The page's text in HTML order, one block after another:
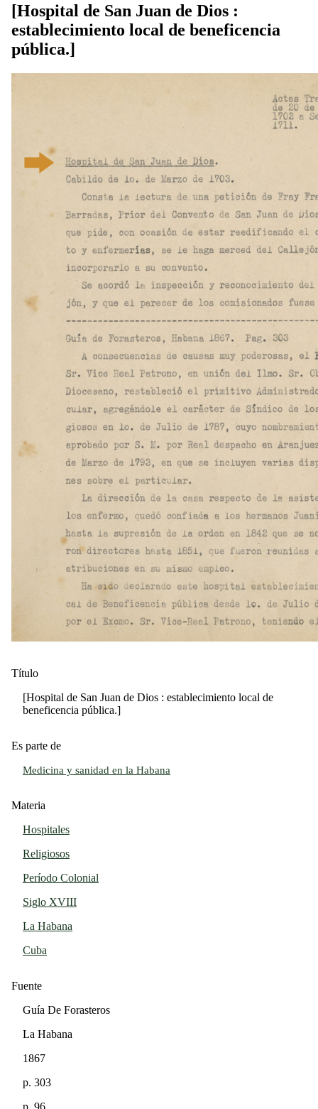
[Hospital de San Juan de Dios :
establecimiento local de beneficencia
pública.]
Título
[Hospital de San Juan de Dios : establecimiento local de
beneficencia pública.]
Es parte de
Medicina y sanidad en la Habana
Materia
Hospitales
Religiosos
Período Colonial
Siglo XVIII
La Habana
Cuba
Fuente
Guía De Forasteros
La Habana
1867
p. 303
p. 96